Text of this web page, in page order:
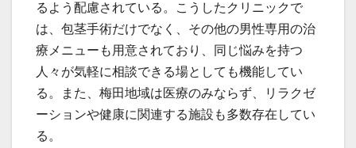
るよう配慮されている。こうしたクリニックで
は、包茎手術だけでなく、その他の男性専用の治
療メニューも用意されており、同じ悩みを持つ
人々が気軽に相談できる場としても機能してい
る。また、梅田地域は医療のみならず、リラクゼ
ーションや健康に関連する施設も多数存在してい
る。